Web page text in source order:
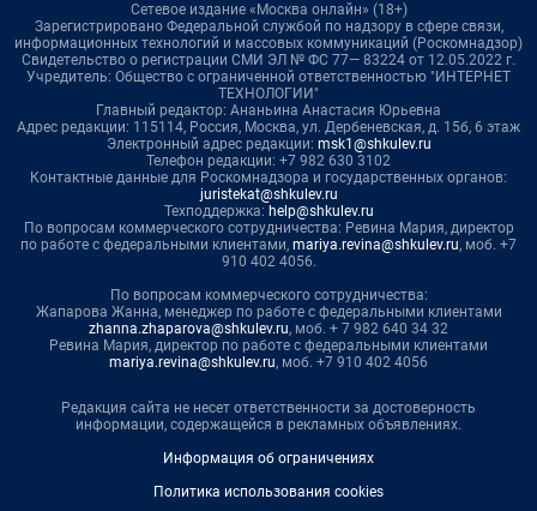
Сетевое издание «Москва онлайн» (18+)
Зарегистрировано Федеральной службой по надзору в сфере связи,
информационных технологий и массовых коммуникаций (Роскомнадзор)
Свидетельство о регистрации СМИ ЭЛ № ФС 77— 83224 от 12.05.2022 г.
Учредитель: Общество с ограниченной ответственностью "ИНТЕРНЕТ
ТЕХНОЛОГИИ"
Главный редактор: Ананьина Анастасия Юрьевна
Адрес редакции: 115114, Россия, Москва, ул. Дербеневская, д. 15б, 6 этаж
Электронный адрес редакции: msk1@shkulev.ru
Телефон редакции: +7 982 630 3102
Контактные данные для Роскомнадзора и государственных органов:
juristekat@shkulev.ru
Техподдержка: help@shkulev.ru
По вопросам коммерческого сотрудничества: Ревина Мария, директор
по работе с федеральными клиентами, mariya.revina@shkulev.ru, моб. +7
910 402 4056.
По вопросам коммерческого сотрудничества:
Жапарова Жанна, менеджер по работе с федеральными клиентами
zhanna.zhaparova@shkulev.ru, моб. + 7 982 640 34 32
Ревина Мария, директор по работе с федеральными клиентами
mariya.revina@shkulev.ru, моб. +7 910 402 4056
Редакция сайта не несет ответственности за достоверность
информации, содержащейся в рекламных объявлениях.
Информация об ограничениях
Политика использования cookies